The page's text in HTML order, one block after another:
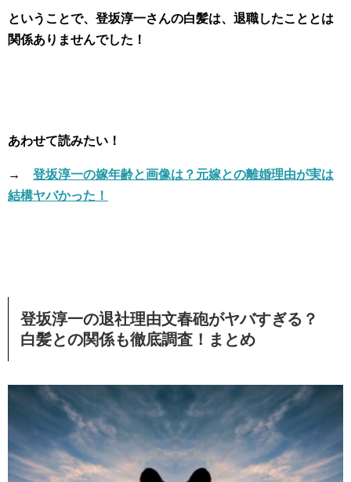
ということで、登坂淳一さんの白髪は、退職したこととは
関係ありませんでした！
あわせて読みたい！
→ 登坂淳一の嫁年齢と画像は？元嫁との離婚理由が実は
結構ヤバかった！
登坂淳一の退社理由文春砲がヤバすぎる？
白髪との関係も徹底調査！まとめ